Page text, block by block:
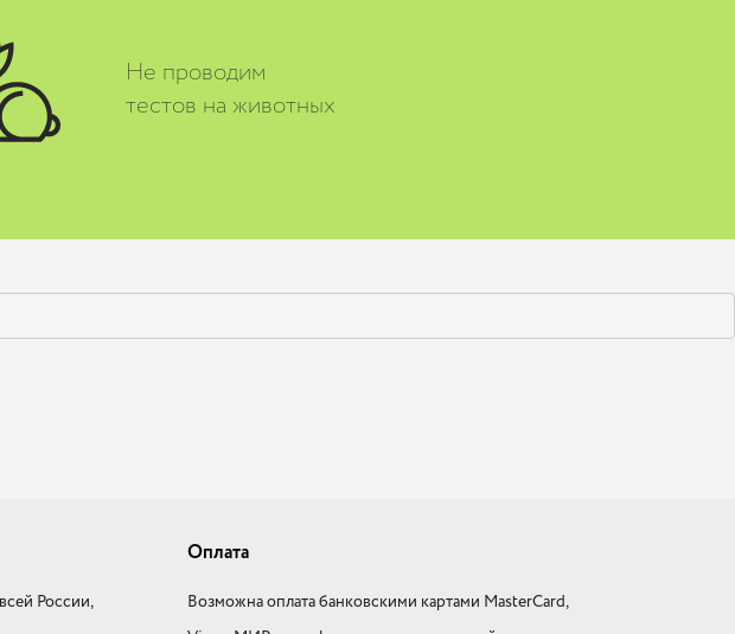
Не проводим
тестов на животных
России,
Оплата
Возможна оплата банковскими картами MasterCard,